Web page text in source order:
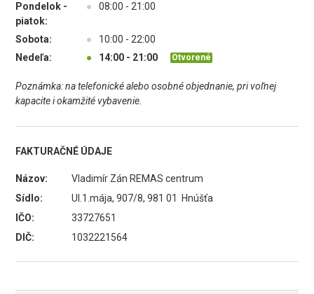
Pondelok -
piatok:
● 08:00 - 21:00
Sobota: ●
10:00 - 22:00
Nedeľa:
● 14:00 - 21:00 Otvorené
Poznámka: na telefonické alebo osobné objednanie, pri voľnej
kapacite i okamžité vybavenie.
FAKTURAČNÉ ÚDAJE
Názov:
Vladimír Zán REMAS centrum
Sídlo:
Ul.1.mája, 907/8, 981 01 Hnúšťa
IČO:
33727651
DIČ:
1032221564